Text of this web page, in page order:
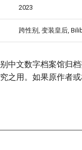
2023
跨性别, 变装皇后,
中文数字档案馆归
之用。如果原作者